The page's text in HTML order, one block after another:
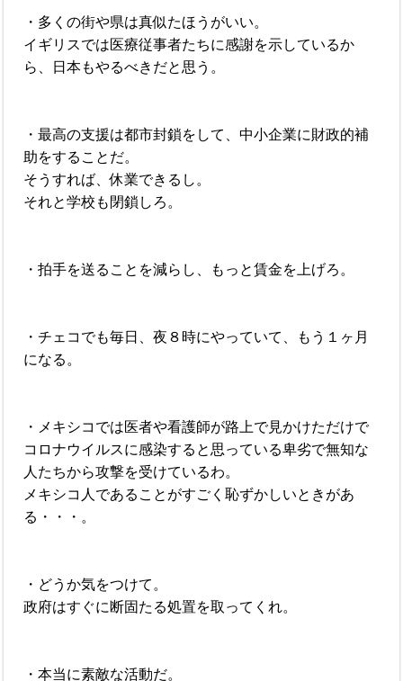
・多くの街や県は真似たほうがいい。
イギリスでは医療従事者たちに感謝を示しているか
ら、日本もやるべきだと思う。
・最高の支援は都市封鎖をして、中小企業に財政的補
助をすることだ。
そうすれば、休業できるし。
それと学校も閉鎖しろ。
・拍手を送ることを減らし、もっと賃金を上げろ。
・チェコでも毎日、夜８時にやっていて、もう１ヶ月
になる。
・メキシコでは医者や看護師が路上で見かけただけで
コロナウイルスに感染すると思っている卑劣で無知な
人たちから攻撃を受けているわ。
メキシコ人であることがすごく恥ずかしいときがあ
る・・・。
・どうか気をつけて。
政府はすぐに断固たる処置を取ってくれ。
・本当に素敵な活動だ。